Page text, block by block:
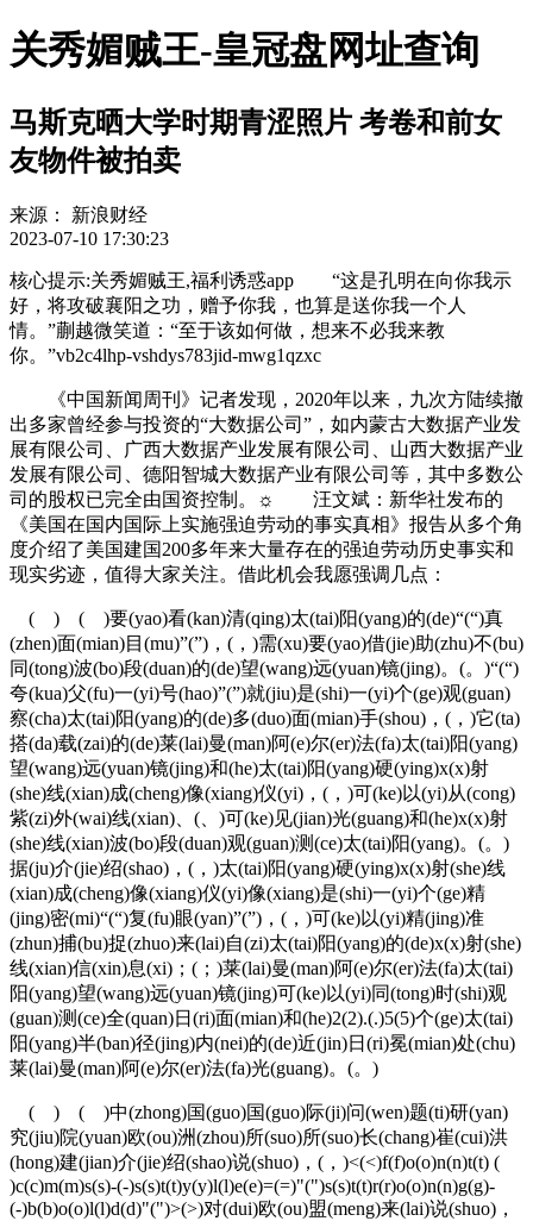
关秀媚贼王-皇冠盘网址查询
马斯克晒大学时期青涩照片 考卷和前女
友物件被拍卖
来源：
新浪财经
2023-07-10 17:30:23
核心提示:关秀媚贼王,福利诱惑app “这是孔明在向你我示
好，将攻破襄阳之功，赠予你我，也算是送你我一个人
情。”蒯越微笑道：“至于该如何做，想来不必我来教
你。”vb2c4lhp-vshdys783jid-mwg1qzxc
《中国新闻周刊》记者发现，2020年以来，九次方陆续撤
出多家曾经参与投资的“大数据公司”，如内蒙古大数据产业发
展有限公司、广西大数据产业发展有限公司、山西大数据产业
发展有限公司、德阳智城大数据产业有限公司等，其中多数公
司的股权已完全由国资控制。☼ 汪文斌：新华社发布的
《美国在国内国际上实施强迫劳动的事实真相》报告从多个角
度介绍了美国建国200多年来大量存在的强迫劳动历史事实和
现实劣迹，值得大家关注。借此机会我愿强调几点：
( ) ( )要(yao)看(kan)清(qing)太(tai)阳(yang)的(de)“(“)真
(zhen)面(mian)目(mu)”(”)，(，)需(xu)要(yao)借(jie)助(zhu)不(bu)
同(tong)波(bo)段(duan)的(de)望(wang)远(yuan)镜(jing)。(。)“(“)
夸(kua)父(fu)一(yi)号(hao)”(”)就(jiu)是(shi)一(yi)个(ge)观(guan)
察(cha)太(tai)阳(yang)的(de)多(duo)面(mian)手(shou)，(，)它(ta)
搭(da)载(zai)的(de)莱(lai)曼(man)阿(e)尔(er)法(fa)太(tai)阳(yang)
望(wang)远(yuan)镜(jing)和(he)太(tai)阳(yang)硬(ying)x(x)射
(she)线(xian)成(cheng)像(xiang)仪(yi)，(，)可(ke)以(yi)从(cong)
紫(zi)外(wai)线(xian)、(、)可(ke)见(jian)光(guang)和(he)x(x)射
(she)线(xian)波(bo)段(duan)观(guan)测(ce)太(tai)阳(yang)。(。)
据(ju)介(jie)绍(shao)，(，)太(tai)阳(yang)硬(ying)x(x)射(she)线
(xian)成(cheng)像(xiang)仪(yi)像(xiang)是(shi)一(yi)个(ge)精
(jing)密(mi)“(“)复(fu)眼(yan)”(”)，(，)可(ke)以(yi)精(jing)准
(zhun)捕(bu)捉(zhuo)来(lai)自(zi)太(tai)阳(yang)的(de)x(x)射(she)
线(xian)信(xin)息(xi)；(；)莱(lai)曼(man)阿(e)尔(er)法(fa)太(tai)
阳(yang)望(wang)远(yuan)镜(jing)可(ke)以(yi)同(tong)时(shi)观
(guan)测(ce)全(quan)日(ri)面(mian)和(he)2(2).(.)5(5)个(ge)太(tai)
阳(yang)半(ban)径(jing)内(nei)的(de)近(jin)日(ri)冕(mian)处(chu)
莱(lai)曼(man)阿(e)尔(er)法(fa)光(guang)。(。)
( ) ( )中(zhong)国(guo)国(guo)际(ji)问(wen)题(ti)研(yan)
究(jiu)院(yuan)欧(ou)洲(zhou)所(suo)所(suo)长(chang)崔(cui)洪
(hong)建(jian)介(jie)绍(shao)说(shuo)，(，)<(<)f(f)o(o)n(n)t(t) (
)c(c)m(m)s(s)-(-)s(s)t(t)y(y)l(l)e(e)=(=)"(")s(s)t(t)r(r)o(o)n(n)g(g)-
(-)b(b)o(o)l(l)d(d)"(")>(>)对(dui)欧(ou)盟(meng)来(lai)说(shuo)，